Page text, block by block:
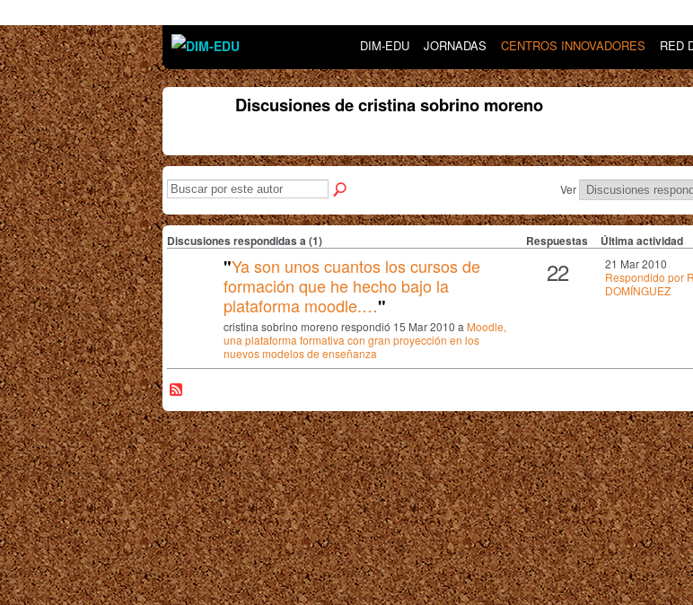
DIM-EDU JORNADAS CENTROS INNOVADORES RED
Discusiones de cristina sobrino moreno
Ver
Discusiones respondidas a (1) Respuestas Última actividad
"Ya son unos cuantos los cursos de
formación que he hecho bajo la
plataforma moodle.…"
cristina sobrino moreno respondió 15 Mar 2010 a Moodle,
una plataforma formativa con gran proyección en los
nuevos modelos de enseñanza
22
21 Mar 2010
Respondido por
DOMÍNGUEZ